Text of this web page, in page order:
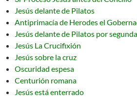
Jesús delante de Pilatos
Antiprimacía de Herodes el
Jesús delante de Pilatos por
Jesús La Crucifixión
Jesús sobre la cruz
Oscuridad espesa
Centurión romana
Jesús está enterrado